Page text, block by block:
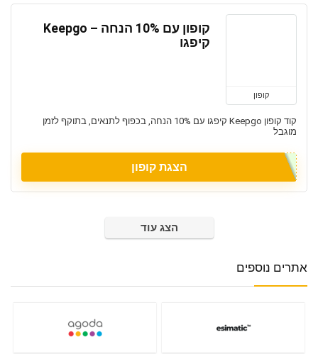
קופון
קופון עם 10% הנחה – Keepgo
קיפגו
קוד קופון Keepgo קיפגו עם 10% הנחה, בכפוף לתנאים, בתוקף לזמן
מוגבל
הצגת קופון
הצג עוד
אתרים נוספים